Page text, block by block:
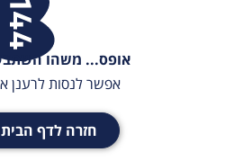
אופס... משהו
אפשר לנסות לרענן
חזרה לדף הבית